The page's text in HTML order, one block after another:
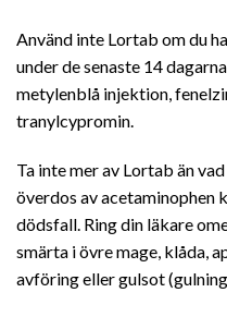
Använd inte Lortab om du
under de senaste 14
metylenblå injektion,
tranylcypromin.
Ta inte mer av Lortab än
överdos av acetaminophen
dödsfall. Ring din läkare
smärta i övre mage, klåda,
avföring eller gulsot